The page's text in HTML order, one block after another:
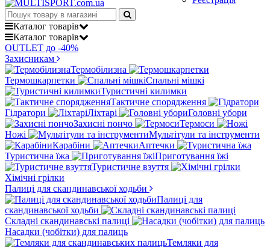
Каталог товарів
Каталог товарів
OUTLET до -40%
Захисникам
Термобілизна
Термошкарпетки
Спальні мішкі
Туристичні килимки
Тактичне спорядження
Гідратори
Ліхтарі
Головні убори
Захисні пончо
Термоси
Ножі
Мультітули та інструменти
Карабіни
Аптечки
Туристична їжа
Приготування їжі
Туристичне взуття
Хімічні грілки
Палиці для скандинавської ходьби
Палиці для
скандинавської ходьби
Складні скандинавські палиці
Насадки (чобітки) для палиць
Темляки для